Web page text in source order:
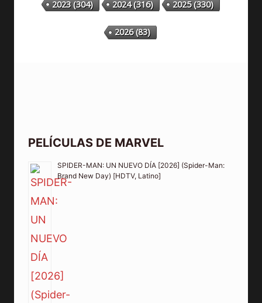
2023(304) 2024(316) 2025(330)
2026(83)
PELÍCULAS DE MARVEL
SPIDER-MAN: UN NUEVO DÍA [2026] (Spider-Man:
Brand New Day) [HDTV, Latino]